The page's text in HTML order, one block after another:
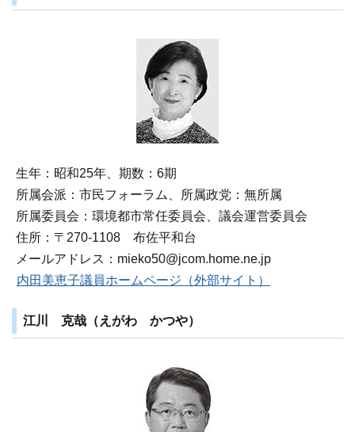
生年：昭和25年、期数：6期
所属会派：市民フォーラム、所属政党：無所属
所属委員会：環境都市常任委員会、議会運営委員会
住所：〒270‐1108 布佐平和台
メールアドレス：mieko50@jcom.home.ne.jp
内田美恵子議員ホームページ（外部サイト）
江川 克哉（えがわ かつや）